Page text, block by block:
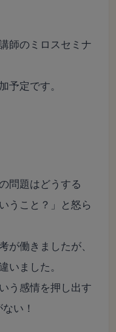
師のミロスセミナ
予定です。
問題はどうする
うこと？」と怒ら
が働きましたが、
いました。
う感情を押し出す
い！